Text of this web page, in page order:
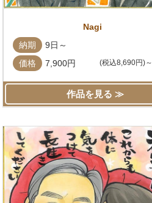
Nagi
納期
9日～
価格
7,900円 (税込8,690円)～
作品を見る ≫